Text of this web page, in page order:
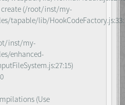
create (/root/inst/my-
tapable/lib/
inst/my-
enhanced-
(Use